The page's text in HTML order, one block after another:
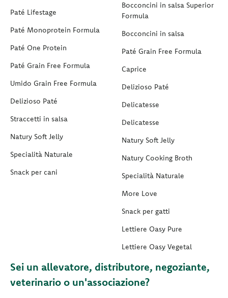
Paté Lifestage
Paté Monoprotein Formula
Paté One Protein
Paté Grain Free Formula
Umido Grain Free Formula
Delizioso Paté
Straccetti in salsa
Natury Soft Jelly
Specialità Naturale
Snack per cani
Bocconcini in salsa Superior
Formula
Bocconcini in salsa
Paté Grain Free Formula
Caprice
Delizioso Paté
Delicatesse
Delicatesse
Natury Soft Jelly
Natury Cooking Broth
Specialità Naturale
More Love
Snack per gatti
Lettiere Oasy Pure
Lettiere Oasy Vegetal
Sei un allevatore, distributore, negoziante,
veterinario o un'associazione?